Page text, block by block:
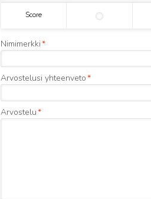
Score
*
Nimimerkki
*
Arvostelusi yhteenveto
*
Arvostelu